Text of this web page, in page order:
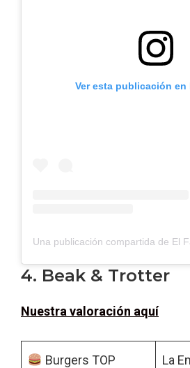
Ver esta publicación en
4. Beak & Trotter
Nuestra valoración aquí
Burgers TOP La